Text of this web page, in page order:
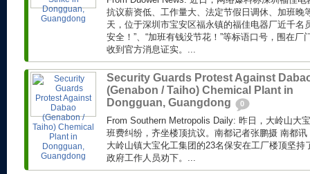
抗议薪资低、工作量大、法定节假日调休、加班晚
天，位于深圳市宝安区福永镇的福佳电器厂近千名
安全！”、“加班有钱没节花！”等标语口号，围在
收到官方消息证实。...
Security Guards Protest Against
(Genabon / Taiho) Chemical Plant in
Dongguan, Guangdong
0
From Southern Metropolis Daily: 昨日，大岭山大
班费纠纷，齐坐楼顶抗议。南都记者张鹏摄 南都
大岭山镇大宝化工集团的23名保安在工厂楼顶坚持
政府工作人员劝下。...